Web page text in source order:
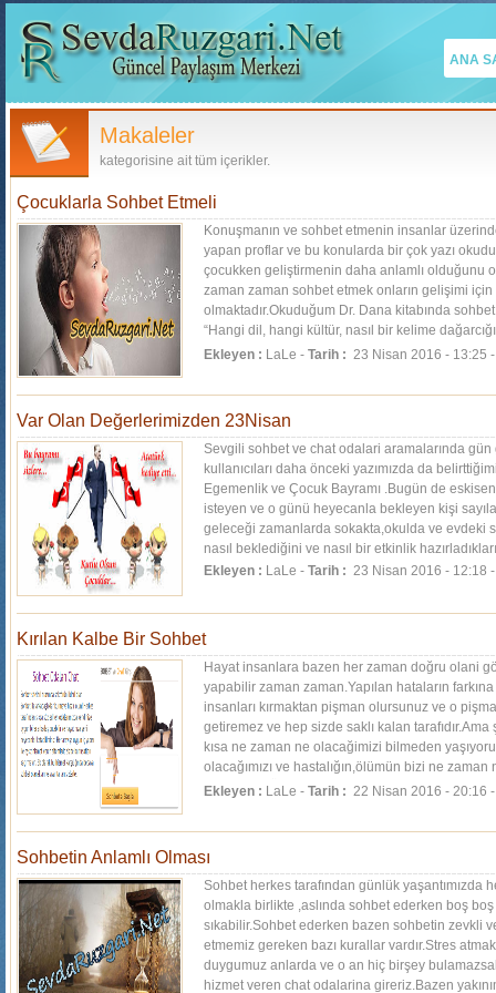
ANA
Makaleler
kategorisine ait tüm içerikler.
Çocuklarla Sohbet Etmeli
Konuşmanın ve sohbet etmenin insanlar
yapan proflar ve bu konularda bir çok yazı
çocukken geliştirmenin daha anlamlı olduğunu
zaman zaman sohbet etmek onların gelişimi
olmaktadır.Okuduğum Dr. Dana kitabında
“Hangi dil, hangi kültür, nasıl bir kelime
sınıf...[Devamı]
Ekleyen : LaLe -Tarih : 23 Nisan 2016 - 13:25
Var Olan Değerlerimizden 23Nisan
Sevgili sohbet ve chat odalari aramalarında
kullanıcıları daha önceki yazımızda da
Egemenlik ve Çocuk Bayramı .Bugün de
isteyen ve o günü heyecanla bekleyen kişi
geleceği zamanlarda sokakta,okulda ve evdeki
nasıl beklediğini ve nasıl bir etkinlik
Ekleyen : LaLe -Tarih : 23 Nisan 2016 - 12:18
Kırılan Kalbe Bir Sohbet
Hayat insanlara bazen her zaman doğru olani
yapabilir zaman zaman.Yapılan hataların
insanları kırmaktan pişman olursunuz ve o
getiremez ve hep sizde saklı kalan
kısa ne zaman ne olacağimizi bilmeden
olacağımızı ve hastalığın,ölümün bizi ne
bilmiyoruz.Önemli...[Devamı]
Ekleyen : LaLe -Tarih : 22 Nisan 2016 - 20:16
Sohbetin Anlamlı Olması
Sohbet herkes tarafından günlük yaşantımızda
olmakla birlikte ,aslında sohbet ederken boş
sıkabilir.Sohbet ederken bazen sohbetin zevkli
etmemiz gereken bazı kurallar vardır.Stres
duygumuz anlarda ve o an hiç birşey
hizmet veren chat odalarina gireriz.Bazen